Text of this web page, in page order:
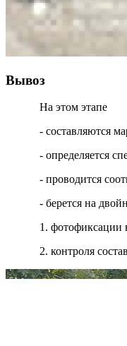
Вывоз
На этом этапе
- составляются
- определяется
- проводится
- берется на
1. фотофиксации
2. контроля